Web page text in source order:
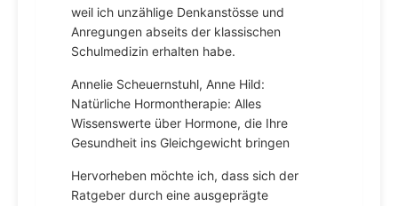
weil ich unzählige Denkanstösse und
Anregungen abseits der klassischen
Schulmedizin erhalten habe.
Annelie Scheuernstuhl, Anne Hild:
Natürliche Hormontherapie: Alles
Wissenswerte über Hormone, die Ihre
Gesundheit ins Gleichgewicht bringen
Hervorheben möchte ich, dass sich der
Ratgeber durch eine ausgeprägte